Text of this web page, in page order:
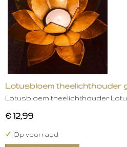
Lotusbloem theelichthouder
Lotusbloem theelichthouder
€ 12,99
✓ Op voorraad